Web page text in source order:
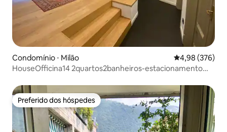
Condomínio ⋅ Milão 4,98 de uma
4,98 (376)
HouseOfficina14 2quartos2banheiros-estacionamento
Preferido dos hóspedes
Preferido dos hóspedes